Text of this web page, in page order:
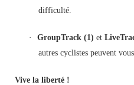
difficulté.
· GroupTrack (1) et
autres cyclistes peuvent
Vive la liberté !